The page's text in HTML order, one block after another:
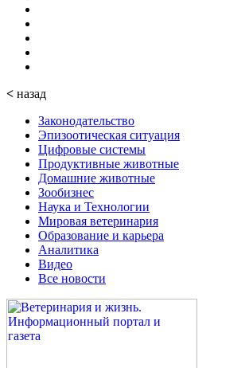
< назад
Законодательство
Эпизоотическая ситуация
Цифровые системы
Продуктивные животные
Домашние животные
Зообизнес
Наука и Технологии
Мировая ветеринария
Образование и карьера
Аналитика
Видео
Все новости